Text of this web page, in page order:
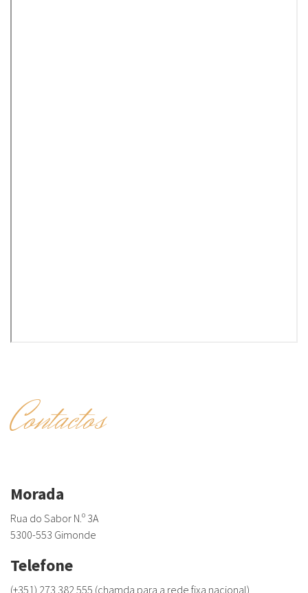
Contactos
Morada
Rua do Sabor N.º 3A
5300-553 Gimonde
Telefone
(+351) 273 382 555 (chamda para a rede fixa nacional)